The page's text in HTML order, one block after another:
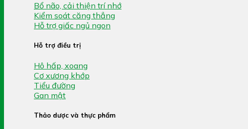
Bổ não, cải thiện trí nhớ
Kiểm soát căng thẳng
Hỗ trợ giấc ngủ ngon
Hỗ trợ điều trị
Hô hấp, xoang
Cơ xương khớp
Tiểu đường
Gan mật
Thảo dược và thực phẩm